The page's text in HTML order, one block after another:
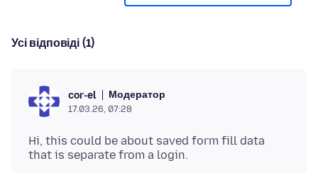
Усі відповіді (1)
cor-el Модератор
17.03.26, 07:28
Hi, this could be about saved form fill data